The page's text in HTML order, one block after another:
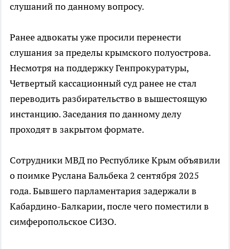
слушаний по данному вопросу.
Ранее адвокаты уже просили перенести
слушания за пределы крымского полуострова.
Несмотря на поддержку Генпрокуратуры,
Четвертый кассационный суд ранее не стал
переводить разбирательство в вышестоящую
инстанцию. Заседания по данному делу
проходят в закрытом формате.
Сотрудники МВД по Республике Крым объявили
о поимке Руслана Бальбека 2 сентября 2025
года. Бывшего парламентария задержали в
Кабардино-Балкарии, после чего поместили в
симферопольское СИЗО.